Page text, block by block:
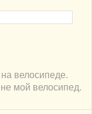
велосипеде.
мой велосипед.